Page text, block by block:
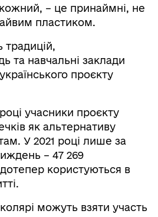
– це принаймні, не
пластиком.
та навчальні заклади
проєкту
учасники проєкту
як альтернативу
У 2021 році лише за
– 47 269
користуються в
можуть взяти участь